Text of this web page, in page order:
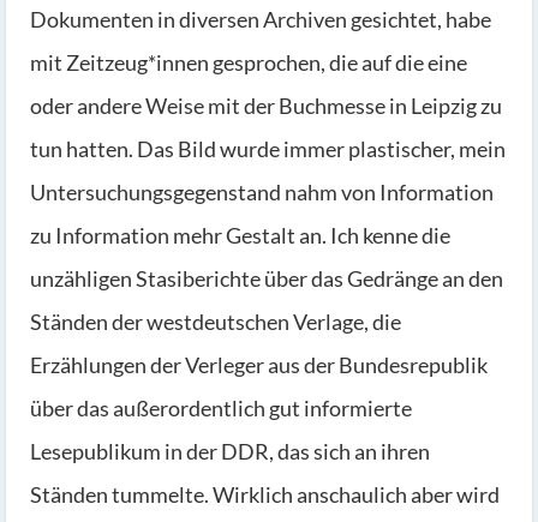
Dokumenten in diversen Archiven gesichtet, habe
mit Zeitzeug*innen gesprochen, die auf die eine
oder andere Weise mit der Buchmesse in Leipzig zu
tun hatten. Das Bild wurde immer plastischer, mein
Untersuchungsgegenstand nahm von Information
zu Information mehr Gestalt an. Ich kenne die
unzähligen Stasiberichte über das Gedränge an den
Ständen der westdeutschen Verlage, die
Erzählungen der Verleger aus der Bundesrepublik
über das außerordentlich gut informierte
Lesepublikum in der DDR, das sich an ihren
Ständen tummelte. Wirklich anschaulich aber wird